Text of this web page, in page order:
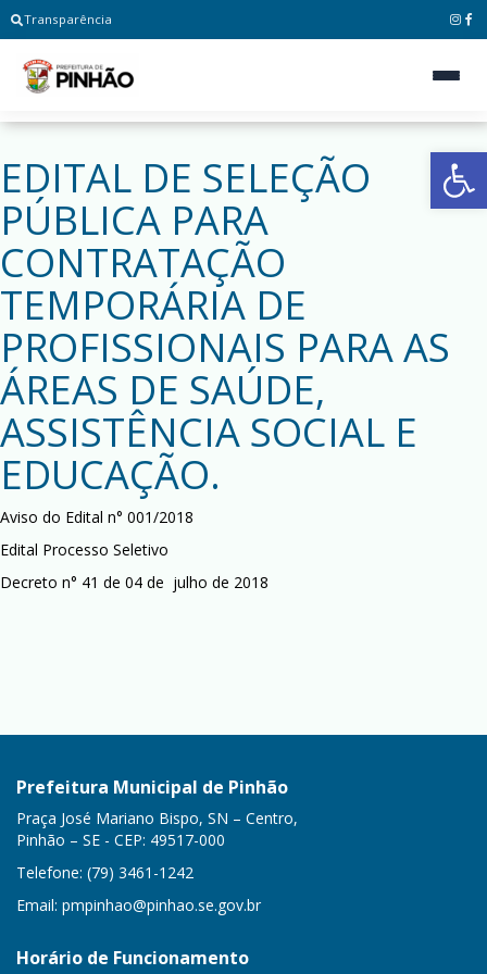
Transparência
EDITAL DE SELEÇÃO
PÚBLICA PARA
CONTRATAÇÃO
TEMPORÁRIA DE
PROFISSIONAIS PARA AS
ÁREAS DE SAÚDE,
ASSISTÊNCIA SOCIAL E
EDUCAÇÃO.
Aviso do Edital n° 001/2018
Edital Processo Seletivo
Decreto n° 41 de 04 de julho de 2018
Prefeitura Municipal de Pinhão
Praça José Mariano Bispo, SN – Centro,
Pinhão – SE - CEP: 49517-000
Telefone: (79) 3461-1242
Email: pmpinhao@pinhao.se.gov.br
Horário de Funcionamento